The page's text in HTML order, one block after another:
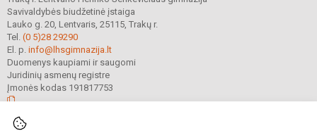
Savivaldybės biudžetinė įstaiga
Lauko g. 20, Lentvaris, 25115, Trakų r.
Tel. (0 5)28 29290
El. p. info@lhsgimnazija.lt
Duomenys kaupiami ir saugomi
Juridinių asmenų registre
Įmonės kodas 191817753